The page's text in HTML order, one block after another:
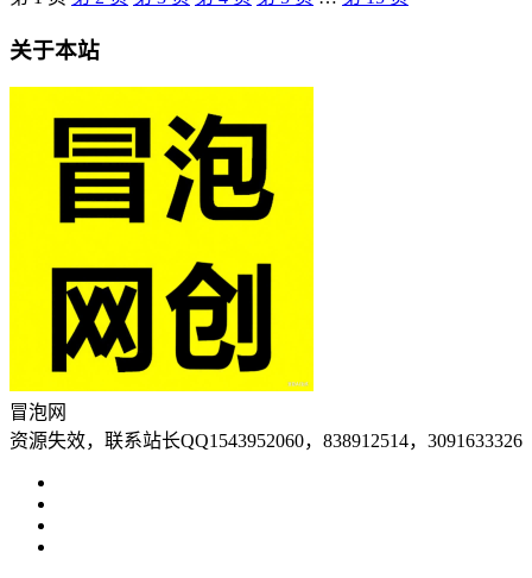
关于本站
冒泡网
资源失效，联系站长QQ1543952060，838912514，3091633326